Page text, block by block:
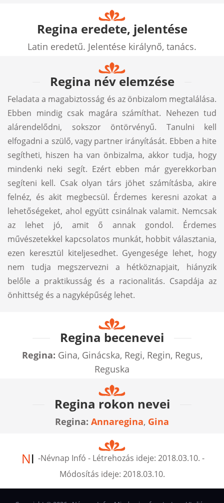
Regina eredete, jelentése
Latin eredetű. Jelentése királynő, tanács.
Regina név elemzése
Feladata a magabiztosság és az önbizalom megtalálása.
Ebben mindig csak magára számíthat. Nehezen tud
alárendelődni, sokszor öntörvényű. Tanulni kell
elfogadni a szülő, vagy partner irányítását. Ebben a hite
segítheti, hiszen ha van önbizalma, akkor tudja, hogy
mindenki neki segít. Ezért ebben már gyerekkorban
segíteni kell. Csak olyan társ jöhet számításba, akire
felnéz, és akit megbecsül. Érdemes keresni azokat a
lehetőségeket, ahol együtt csinálnak valamit. Nemcsak
az lehet jó, amit ő annak gondol. Érdemes
művészetekkel kapcsolatos munkát, hobbit választania,
ezen keresztül kiteljesedhet. Gyengesége lehet, hogy
nem tudja megszervezni a hétköznapjait, hiányzik
belőle a praktikusság és a racionalitás. Csapdája az
önhittség és a nagyképűség lehet.
Regina becenevei
Regina: Gina, Ginácska, Regi, Regin, Regus,
Reguska
Regina rokon nevei
Regina: Annaregina, Gina
-Névnap Infó - Létrehozás ideje: 2018.03.10. -
Módosítás ideje: 2018.03.10.